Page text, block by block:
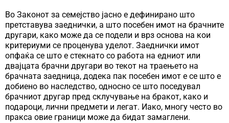
Во Законот за семејство јасно е дефинирано што
претставува заеднички, а што посебен имот на брачните
другари, како може да се подели и врз основа на кои
критериуми се проценува уделот. Заеднички имот
опфаќа се што е стекнато со работа на едниот или
двајцата брачни другари во текот на траењето на
брачната заедница, додека пак посебен имот е се што е
добиено во наследство, односно се што поседувал
брачниот другар пред склучување на бракот, како и
подароци, лични предмети и легат. Иако, многу често во
пракса овие граници може да бидат замаглени.